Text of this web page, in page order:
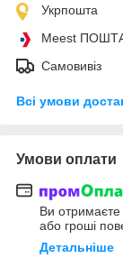
Укрпошта
Meest
Самовивіз
Всі умови
Умови оплати
Ви
або гроші
Детальніше